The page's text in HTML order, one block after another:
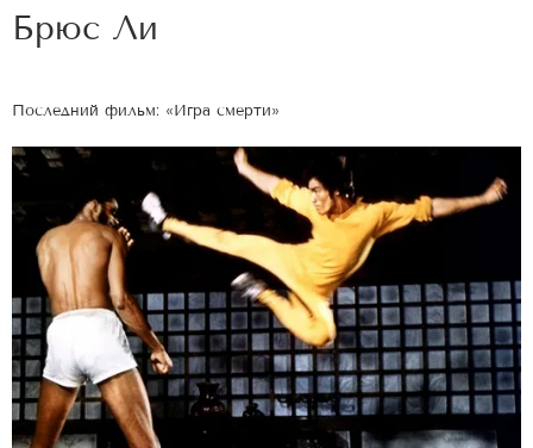
Брюс Ли
Последний фильм: «Игра смерти»